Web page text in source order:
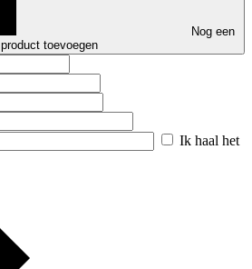
Nog een
product toevoegen
Ik haal het